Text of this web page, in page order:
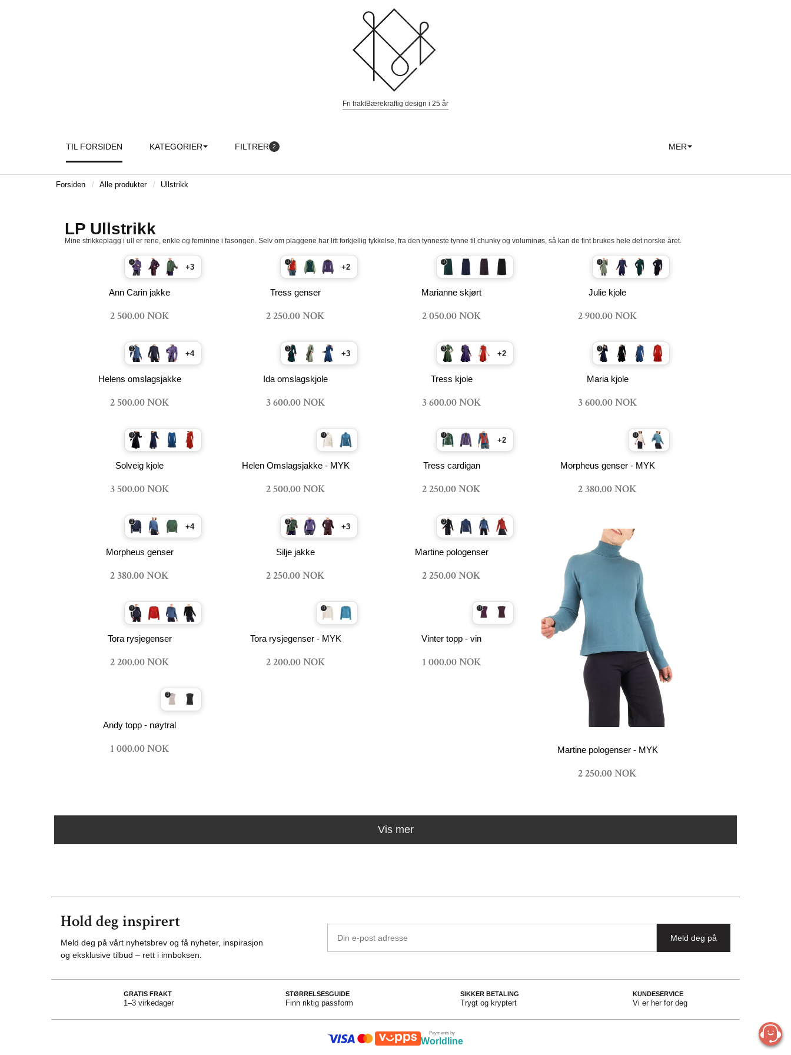
Fri fraktBærekraftig design i 25 år
TIL FORSIDEN KATEGORIER FILTRER 2 MER
Forsiden Alle produkter Ullstrikk
LP Ullstrikk
Mine strikkeplagg i ull er rene, enkle og feminine i fasongen. Selv om plaggene har litt forkjellig tykkelse, fra den tynneste tynne til chunky og voluminøs, så kan de fint brukes hele det norske året.
+3
Ann Carin jakke
2 500.00 NOK
+2
Tress genser
2 250.00 NOK
Marianne skjørt
2 050.00 NOK
Julie kjole
2 900.00 NOK
+4
Helens omslagsjakke
2 500.00 NOK
+3
Ida omslagskjole
3 600.00 NOK
+2
Tress kjole
3 600.00 NOK
Maria kjole
3 600.00 NOK
Solveig kjole
3 500.00 NOK
Helen Omslagsjakke - MYK
2 500.00 NOK
+2
Tress cardigan
2 250.00 NOK
Morpheus genser - MYK
2 380.00 NOK
+4
Morpheus genser
2 380.00 NOK
+3
Silje jakke
2 250.00 NOK
Martine pologenser
2 250.00 NOK
Martine pologenser - MYK
2 250.00 NOK
Tora rysjegenser
2 200.00 NOK
Tora rysjegenser - MYK
2 200.00 NOK
Vinter topp - vin
1 000.00 NOK
Andy topp - nøytral
1 000.00 NOK
Vis mer
Hold deg inspirert
Meld deg på vårt nyhetsbrev og få nyheter, inspirasjon
og eksklusive tilbud – rett i innboksen.
post
Meld deg på
GRATIS FRAKT
1–3 virkedager
STØRRELSESGUIDE
Finn riktig passform
SIKKER BETALING
Trygt og kryptert
KUNDESERVICE
Vi er her for deg
Payments by
Worldline